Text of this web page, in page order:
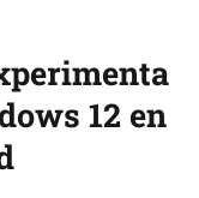
12 en